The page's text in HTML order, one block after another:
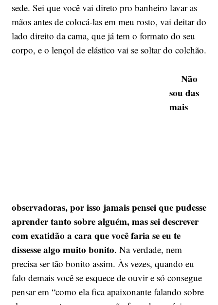
sede. Sei que você vai direto pro banheiro lavar as
mãos antes de colocá-las em meu rosto, vai deitar do
lado direito da cama, que já tem o formato do seu
corpo, e o lençol de elástico vai se soltar do colchão.
Não
sou das
mais
observadoras, por isso jamais pensei que pudesse
aprender tanto sobre alguém, mas sei descrever
com exatidão a cara que você faria se eu te
dissesse algo muito bonito. Na verdade, nem
precisa ser tão bonito assim. Às vezes, quando eu
falo demais você se esquece de ouvir e só consegue
pensar em “como ela fica apaixonante falando sobre